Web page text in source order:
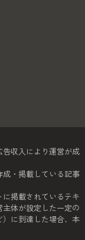
告収入により運営が成
成・掲載している記事
掲載されているテキ
体が設定した一定の
に到達した場合、本